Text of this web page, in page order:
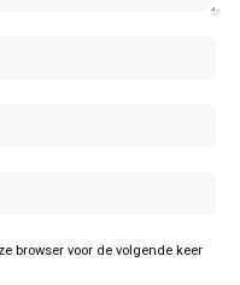
browser voor de volgende keer